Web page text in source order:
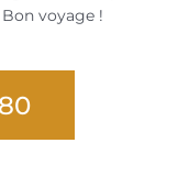
voyage !